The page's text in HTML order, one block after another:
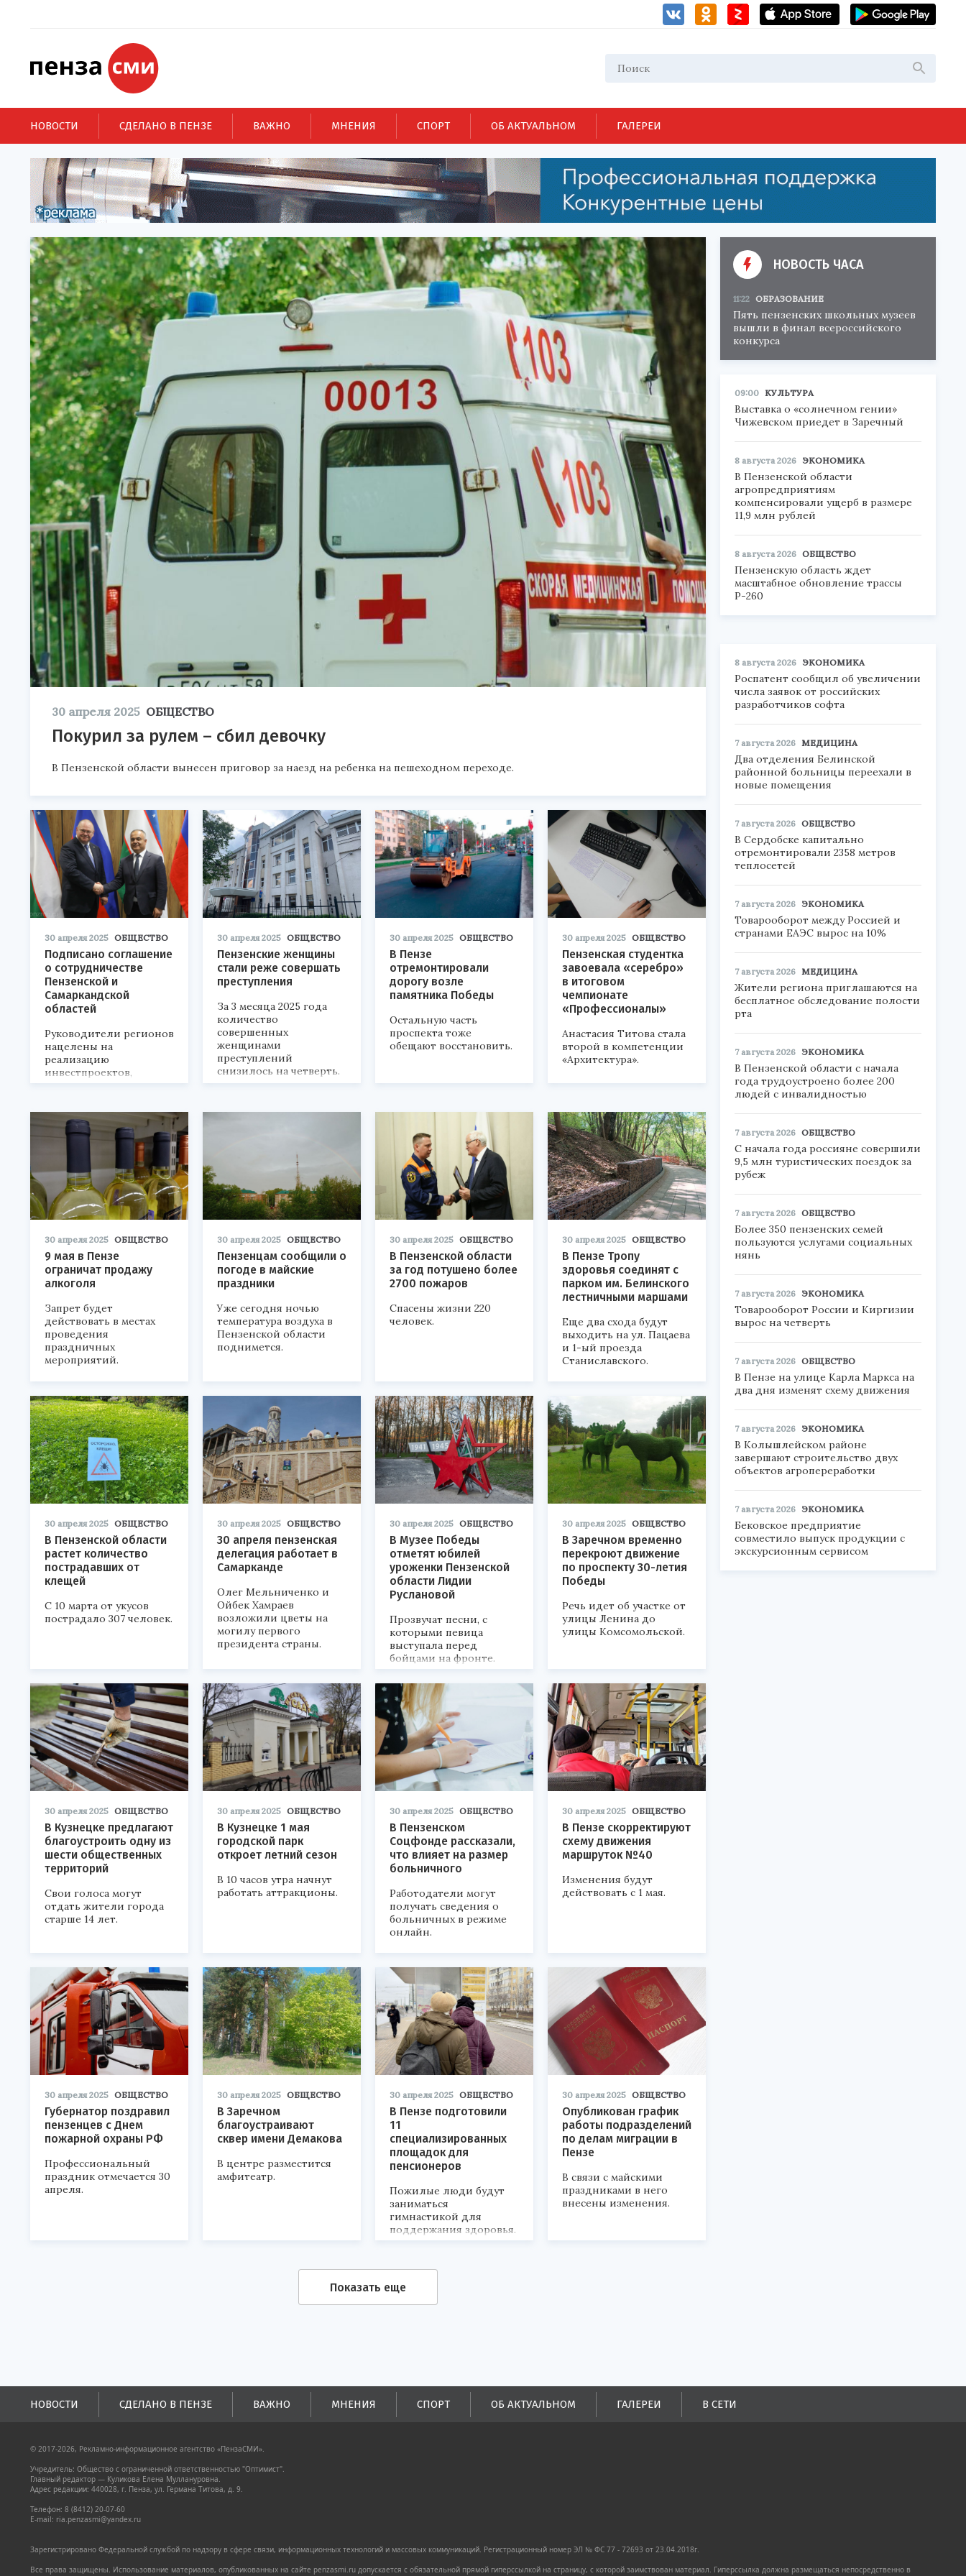
НОВОСТИ СДЕЛАНО В ПЕНЗЕ ВАЖНО МНЕНИЯ СПОРТ ОБ АКТУАЛЬНОМ ГАЛЕРЕИ
30 апреля 2025 ОБЩЕСТВО
Покурил за рулем – сбил девочку
В Пензенской области вынесен приговор за наезд на ребенка на пешеходном переходе.
30 апреля 2025 ОБЩЕСТВО
Подписано соглашение
о сотрудничестве
Пензенской и
Самаркандской
областей
Руководители регионов
нацелены на
реализацию
инвестпроектов,
развитие торговли и
производств.
30 апреля 2025 ОБЩЕСТВО
Пензенские женщины
стали реже совершать
преступления
За 3 месяца 2025 года
количество
совершенных
женщинами
преступлений
снизилось на четверть.
30 апреля 2025 ОБЩЕСТВО
В Пензе
отремонтировали
дорогу возле
памятника Победы
Остальную часть
проспекта тоже
обещают восстановить.
30 апреля 2025 ОБЩЕСТВО
Пензенская студентка
завоевала «серебро»
в итоговом
чемпионате
«Профессионалы»
Анастасия Титова стала
второй в компетенции
«Архитектура».
30 апреля 2025 ОБЩЕСТВО
9 мая в Пензе
ограничат продажу
алкоголя
Запрет будет
действовать в местах
проведения
праздничных
мероприятий.
30 апреля 2025 ОБЩЕСТВО
Пензенцам сообщили о
погоде в майские
праздники
Уже сегодня ночью
температура воздуха в
Пензенской области
поднимется.
30 апреля 2025 ОБЩЕСТВО
В Пензенской области
за год потушено более
2700 пожаров
Спасены жизни 220
человек.
30 апреля 2025 ОБЩЕСТВО
В Пензе Тропу
здоровья соединят с
парком им. Белинского
лестничными маршами
Еще два схода будут
выходить на ул. Пацаева
и 1-ый проезда
Станиславского.
30 апреля 2025 ОБЩЕСТВО
В Пензенской области
растет количество
пострадавших от
клещей
С 10 марта от укусов
пострадало 307 человек.
30 апреля 2025 ОБЩЕСТВО
30 апреля пензенская
делегация работает в
Самарканде
Олег Мельниченко и
Ойбек Хамраев
возложили цветы на
могилу первого
президента страны.
30 апреля 2025 ОБЩЕСТВО
В Музее Победы
отметят юбилей
уроженки Пензенской
области Лидии
Руслановой
Прозвучат песни, с
которыми певица
выступала перед
бойцами на фронте.
30 апреля 2025 ОБЩЕСТВО
В Заречном временно
перекроют движение
по проспекту 30-летия
Победы
Речь идет об участке от
улицы Ленина до
улицы Комсомольской.
30 апреля 2025 ОБЩЕСТВО
В Кузнецке предлагают
благоустроить одну из
шести общественных
территорий
Свои голоса могут
отдать жители города
старше 14 лет.
30 апреля 2025 ОБЩЕСТВО
В Кузнецке 1 мая
городской парк
откроет летний сезон
В 10 часов утра начнут
работать аттракционы.
30 апреля 2025 ОБЩЕСТВО
В Пензенском
Соцфонде рассказали,
что влияет на размер
больничного
Работодатели могут
получать сведения о
больничных в режиме
онлайн.
30 апреля 2025 ОБЩЕСТВО
В Пензе скорректируют
схему движения
маршруток №40
Изменения будут
действовать с 1 мая.
30 апреля 2025 ОБЩЕСТВО
Губернатор поздравил
пензенцев с Днем
пожарной охраны РФ
Профессиональный
праздник отмечается 30
апреля.
30 апреля 2025 ОБЩЕСТВО
В Заречном
благоустраивают
сквер имени Демакова
В центре разместится
амфитеатр.
30 апреля 2025 ОБЩЕСТВО
В Пензе подготовили
11
специализированных
площадок для
пенсионеров
Пожилые люди будут
заниматься
гимнастикой для
поддержания здоровья.
30 апреля 2025 ОБЩЕСТВО
Опубликован график
работы подразделений
по делам миграции в
Пензе
В связи с майскими
праздниками в него
внесены изменения.
Показать еще
НОВОСТЬ ЧАСА
11:22 ОБРАЗОВАНИЕ
Пять пензенских школьных музеев
вышли в финал всероссийского
конкурса
09:00 КУЛЬТУРА
Выставка о «солнечном гении»
Чижевском приедет в Заречный
8 августа 2026 ЭКОНОМИКА
В Пензенской области
агропредприятиям
компенсировали ущерб в размере
11,9 млн рублей
8 августа 2026 ОБЩЕСТВО
Пензенскую область ждет
масштабное обновление трассы
Р-260
8 августа 2026 ЭКОНОМИКА
Роспатент сообщил об увеличении
числа заявок от российских
разработчиков софта
7 августа 2026 МЕДИЦИНА
Два отделения Белинской
районной больницы переехали в
новые помещения
7 августа 2026 ОБЩЕСТВО
В Сердобске капитально
отремонтировали 2358 метров
теплосетей
7 августа 2026 ЭКОНОМИКА
Товарооборот между Россией и
странами ЕАЭС вырос на 10%
7 августа 2026 МЕДИЦИНА
Жители региона приглашаются на
бесплатное обследование полости
рта
7 августа 2026 ЭКОНОМИКА
В Пензенской области с начала
года трудоустроено более 200
людей с инвалидностью
7 августа 2026 ОБЩЕСТВО
С начала года россияне совершили
9,5 млн туристических поездок за
рубеж
7 августа 2026 ОБЩЕСТВО
Более 350 пензенских семей
пользуются услугами социальных
нянь
7 августа 2026 ЭКОНОМИКА
Товарооборот России и Киргизии
вырос на четверть
7 августа 2026 ОБЩЕСТВО
В Пензе на улице Карла Маркса на
два дня изменят схему движения
7 августа 2026 ЭКОНОМИКА
В Колышлейском районе
завершают строительство двух
объектов агропереработки
7 августа 2026 ЭКОНОМИКА
Бековское предприятие
совместило выпуск продукции с
экскурсионным сервисом
НОВОСТИ СДЕЛАНО В ПЕНЗЕ ВАЖНО МНЕНИЯ СПОРТ ОБ АКТУАЛЬНОМ ГАЛЕРЕИ В СЕТИ
© 2017-2026, Рекламно-информационное агентство «ПензаСМИ».
Учредитель: Общество с ограниченной ответственностью "Оптимист".
Главный редактор — Куликова Елена Муллануровна.
Адрес редакции: 440028, г. Пенза, ул. Германа Титова, д. 9.
Телефон: 8 (8412) 20-07-60
E-mail: ria.penzasmi@yandex.ru
Зарегистрировано Федеральной службой по надзору в сфере связи, информационных технологий и массовых коммуникаций. Регистрационный номер ЭЛ № ФС 77 - 72693 от 23.04.2018г.
Все права защищены. Использование материалов, опубликованных на сайте penzasmi.ru допускается с обязательной прямой гиперссылкой на страницу, с которой заимствован материал. Гиперссылка должна размещаться непосредственно в